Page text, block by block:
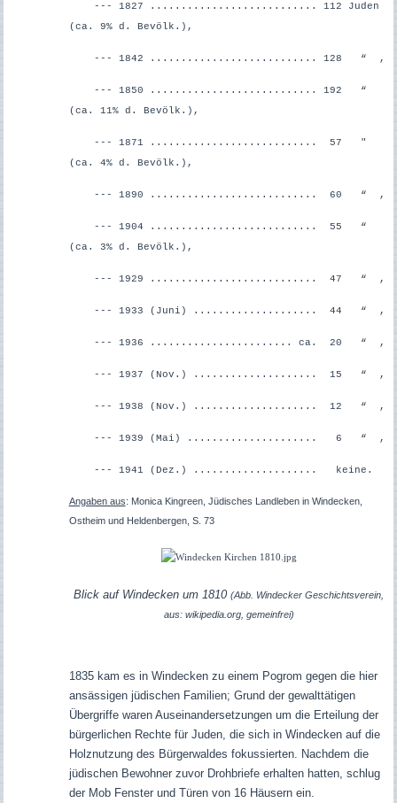
--- 1827 ........................... 112 Juden
(ca. 9% d. Bevölk.),
--- 1842 ........................... 128 “ ,
--- 1850 ........................... 192 “
(ca. 11% d. Bevölk.),
--- 1871 ........................... 57 "
(ca. 4% d. Bevölk.),
--- 1890 ........................... 60 “ ,
--- 1904 ........................... 55 “
(ca. 3% d. Bevölk.),
--- 1929 ........................... 47 “ ,
--- 1933 (Juni) .................... 44 “ ,
--- 1936 ....................... ca. 20 “ ,
--- 1937 (Nov.) .................... 15 “ ,
--- 1938 (Nov.) .................... 12 “ ,
--- 1939 (Mai) ..................... 6 “ ,
--- 1941 (Dez.) .................... keine.
Angaben aus: Monica Kingreen, Jüdisches Landleben in Windecken,
Ostheim und Heldenbergen, S. 73
Blick auf Windecken um 1810(Abb. Windecker Geschichtsverein,
aus: wikipedia.org, gemeinfrei)
1835 kam es in Windecken zu einem Pogrom gegen die hier
ansässigen jüdischen Familien; Grund der gewalttätigen
Übergriffe waren Auseinandersetzungen um die Erteilung der
bürgerlichen Rechte für Juden, die sich in Windecken auf die
Holznutzung des Bürgerwaldes fokussierten. Nachdem die
jüdischen Bewohner zuvor Drohbriefe erhalten hatten, schlug
der Mob Fenster und Türen von 16 Häusern ein.